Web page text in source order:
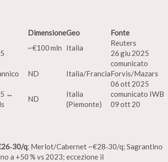
DimensioneGeo
Fonte
~€100 mln Italia
Reuters
26 giu 2025
ND Italia/Francia
comunicato
Forvis/Mazars
06 ott 2025
↔︎
ND
Italia
(Piemonte)
comunicato IWB
09 ott 20
q; Merlot/Cabernet ~€28‑30/q; Sagrantino
a +50 % vs 2023; eccezione il